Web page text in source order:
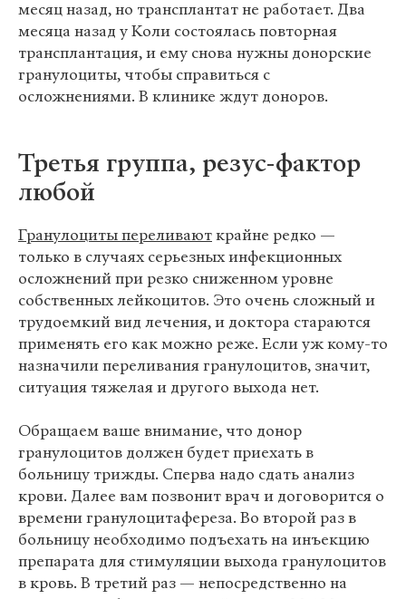
месяц назад, но трансплантат не работает. Два
месяца назад у Коли состоялась повторная
трансплантация, и ему снова нужны донорские
гранулоциты, чтобы справиться с
осложнениями. В клинике ждут доноров.
Третья группа, резус-фактор
любой
Гранулоциты переливаюткрайне редко —
только в случаях серьезных инфекционных
осложнений при резко сниженном уровне
собственных лейкоцитов. Это очень сложный и
трудоемкий вид лечения, и доктора стараются
применять его как можно реже. Если уж кому-то
назначили переливания гранулоцитов, значит,
ситуация тяжелая и другого выхода нет.
Обращаем ваше внимание, что донор
гранулоцитов должен будет приехать в
больницу трижды. Сперва надо сдать анализ
крови. Далее вам позвонит врач и договорится о
времени гранулоцитафереза. Во второй раз в
больницу необходимо подъехать на инъекцию
препарата для стимуляции выхода гранулоцитов
в кровь. В третий раз — непосредственно на